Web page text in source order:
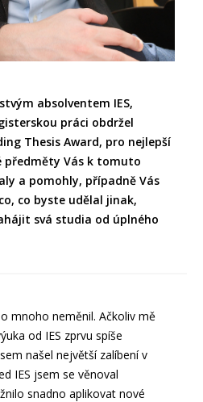
absolventem IES,
práci obdržel
Thesis Award, pro nejlepší
předměty Vás k tomuto
a pomohly, případně Vás
co byste udělal jinak,
svá studia od úplného
mnoho neměnil. Ačkoliv mě
od IES zprvu spíše
našel největší zalíbení v
IES jsem se věnoval
snadno aplikovat nové